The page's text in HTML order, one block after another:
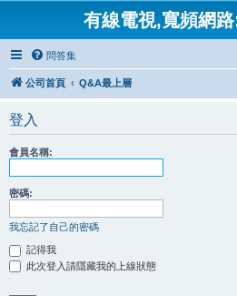
有線電視,寬頻網
問答集
公司首頁 Q&A最上層
登入
會員名稱:
密碼:
我忘記了自己的密碼
記得我
此次登入請隱藏我的上線狀態